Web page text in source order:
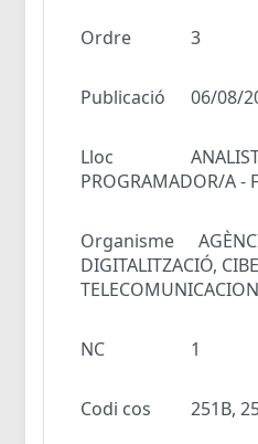
Ordre 3
Publicació 06/08/
Lloc
PROGRAMADOR/A -
Organisme
DIGITALITZACIÓ,
NC 1
Codi cos 251B,